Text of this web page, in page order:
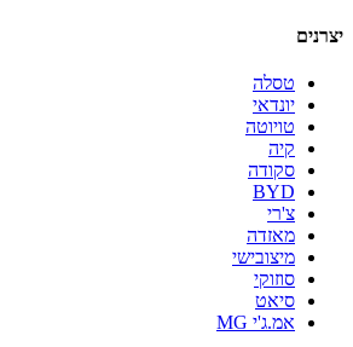
יצרנים
טסלה
יונדאי
טויוטה
קיה
סקודה
BYD
צ'רי
מאזדה
מיצובישי
סוזוקי
סיאט
אמ.ג'י MG